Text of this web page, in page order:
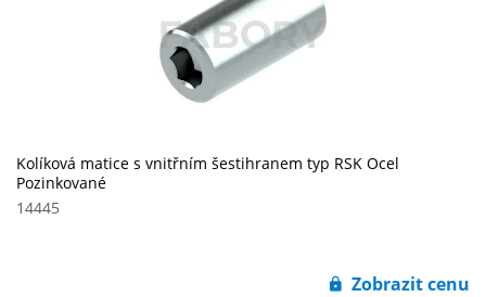
Kolíková matice s vnitřním šestihranem typ RSK Ocel
Pozinkované
14445
Zobrazit cenu